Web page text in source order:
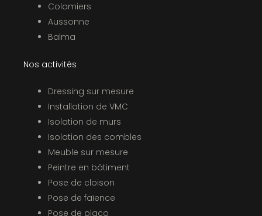
Colomiers
Aussonne
Balma
Nos activités
Dressing sur mesure
Installation de VMC
Isolation de murs
Isolation des combles
Meuble sur mesure
Peintre en bâtiment
Pose de cloison
Pose de faïence
Pose de placo